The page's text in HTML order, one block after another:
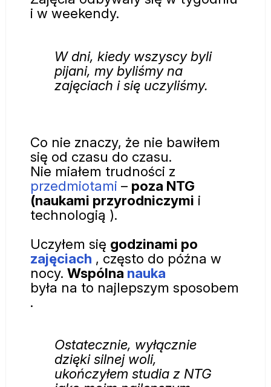
i w weekendy.
W dni, kiedy wszyscy byli
pijani, my byliśmy na
zajęciach i się uczyliśmy.
Co nie znaczy, że nie bawiłem
się od czasu do czasu.
Nie miałem trudności z
przedmiotami – poza NTG
(naukami przyrodniczymi i
technologią ).
Uczyłem się godzinami po
zajęciach , często do późna w
nocy. Wspólna nauka
była na to najlepszym sposobem
.
Ostatecznie, wyłącznie
dzięki silnej woli,
ukończyłem studia z NTG